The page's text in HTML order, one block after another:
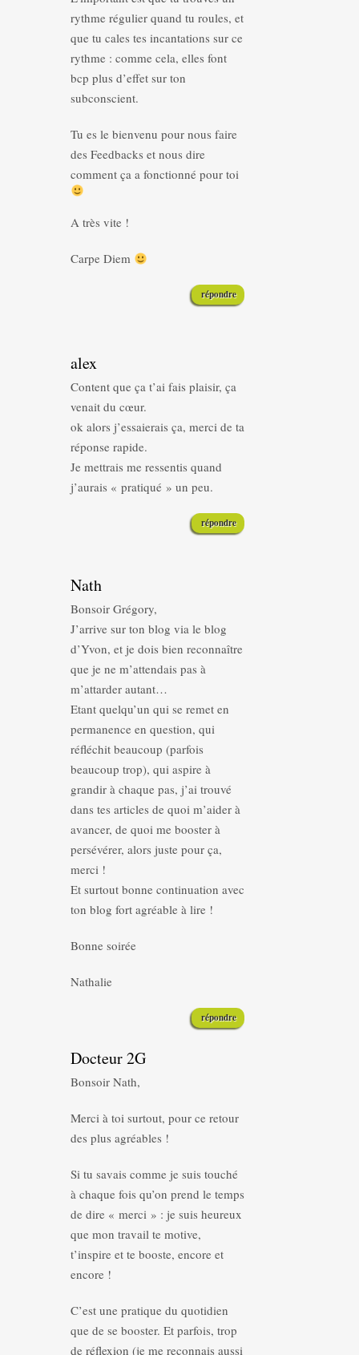
rythme régulier quand tu roules, et
que tu cales tes incantations sur ce
rythme : comme cela, elles font
bcp plus d’effet sur ton
subconscient.
Tu es le bienvenu pour nous faire
des Feedbacks et nous dire
comment ça a fonctionné pour toi
A très vite !
Carpe Diem
répondre
alex
Content que ça t’ai fais plaisir, ça
venait du cœur.
ok alors j’essaierais ça, merci de ta
réponse rapide.
Je mettrais me ressentis quand
j’aurais « pratiqué » un peu.
répondre
Nath
Bonsoir Grégory,
J’arrive sur ton blog via le blog
d’Yvon, et je dois bien reconnaître
que je ne m’attendais pas à
m’attarder autant…
Etant quelqu’un qui se remet en
permanence en question, qui
réfléchit beaucoup (parfois
beaucoup trop), qui aspire à
grandir à chaque pas, j’ai trouvé
dans tes articles de quoi m’aider à
avancer, de quoi me booster à
persévérer, alors juste pour ça,
merci !
Et surtout bonne continuation avec
ton blog fort agréable à lire !
Bonne soirée
Nathalie
répondre
Docteur 2G
Bonsoir Nath,
Merci à toi surtout, pour ce retour
des plus agréables !
Si tu savais comme je suis touché
à chaque fois qu’on prend le temps
de dire « merci » : je suis heureux
que mon travail te motive,
t’inspire et te booste, encore et
encore !
C’est une pratique du quotidien
que de se booster. Et parfois, trop
de réflexion (je me reconnais aussi